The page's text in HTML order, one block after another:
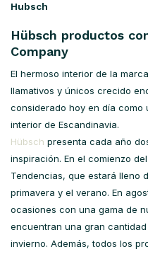
Hubsch
Hübsch productos
Company
El hermoso interior de la
llamativos y únicos crecido
considerado hoy en día como
interior de Escandinavia.
Hübsch presenta cada año
inspiración. En el comienzo
Tendencias, que estará lleno
primavera y el verano. En
ocasiones con una gama de
encuentran una gran
invierno. Además, todos los